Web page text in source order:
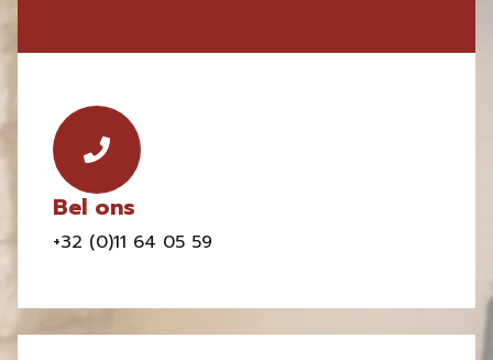
Bel ons
+32 (0)11 64 05 59